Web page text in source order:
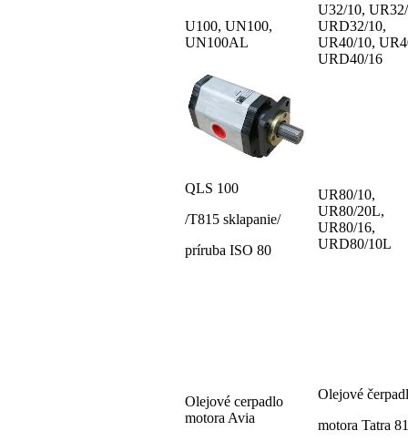
U100, UN100,
UN100AL
U32/10,
URD32/10,
UR40/10,
URD40/16
QLS 100
/T815 sklapanie/
príruba ISO 80
UR80/10,
UR80/20L,
UR80/16,
URD80/10L
Olejové cerpadlo
motora Avia
Olejové
motora Tatra